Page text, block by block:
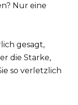
Nur eine
gesagt,
die Starke,
so verletzlich